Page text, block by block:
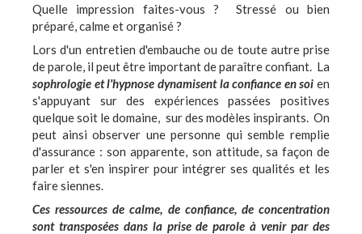
Quelle impression faites-vous ? Stressé ou bien
préparé, calme et organisé ?
Lors d'un entretien d'embauche ou de toute autre prise
de parole, il peut être important de paraître confiant. La
sophrologie et l'hypnose dynamisent la confiance en soi en
s'appuyant sur des expériences passées positives
quelque soit le domaine, sur des modèles inspirants. On
peut ainsi observer une personne qui semble remplie
d'assurance : son apparente, son attitude, sa façon de
parler et s'en inspirer pour intégrer ses qualités et les
faire siennes.
Ces ressources de calme, de confiance, de concentration
sont transposées dans la prise de parole à venir par des